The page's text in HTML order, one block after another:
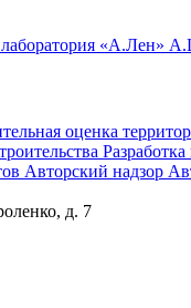
«А.Лен»
оценка
Авторский надзор
д. 7